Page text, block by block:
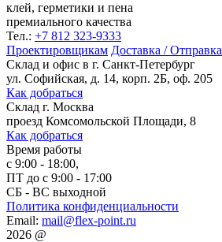
клей, герметики и пена
премиального качества
Тел.: +7 812 323-9333
Проектировщикам Доставка / Отправка
Склад и офис в г. Санкт-Петербург
ул. Софийская, д. 14, корп. 2Б, оф. 205
Как добраться
Склад г. Москва
проезд Комсомольской Площади, 8
Как добраться
Время работы
с 9:00 - 18:00,
ПТ до с 9:00 - 17:00
СБ - ВС выходной
Политика конфиденциальности
Email: mail@flex-point.ru
2026 @